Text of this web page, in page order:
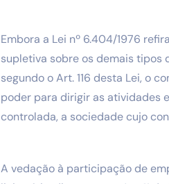
Embora a Lei nº 6.404/1976
supletiva sobre os demais tipos
segundo o Art. 116 desta Lei, o
poder para dirigir as atividades
controlada, a sociedade cujo
A vedação à participação de